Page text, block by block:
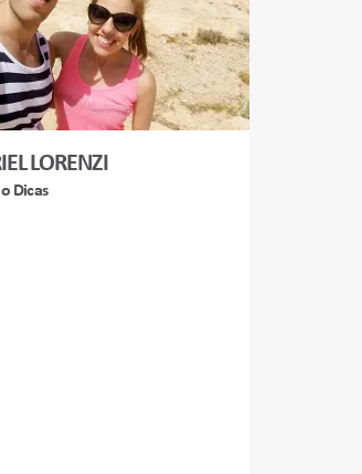
LORENZI
Dicas